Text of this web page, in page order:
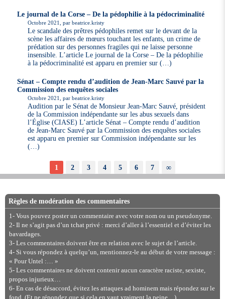
Le journal de la Corse – De la pédophilie à la pédocriminalité
Octobre 2021, par beatrice.kristy
Le scandale des prêtres pédophiles remet sur le devant de la
scène les affaires de mœurs touchant les enfants, un crime de
prédation sur des personnes fragiles qui ne laisse personne
insensible. L’article Le journal de la Corse – De la pédophilie
à la pédocriminalité est apparu en premier sur (…)
Sénat – Compte rendu d’audition de Jean-Marc Sauvé par la
Commission des enquêtes sociales
Octobre 2021, par beatrice.kristy
Audition par le Sénat de Monsieur Jean-Marc Sauvé, président
de la Commission indépendante sur les abus sexuels dans
l’Église (CIASE) L’article Sénat – Compte rendu d’audition
de Jean-Marc Sauvé par la Commission des enquêtes sociales
est apparu en premier sur Commission indépendante sur les
(…)
1 2 3 4 5 6 7 ∞
Règles de modération des commentaires
1- Vous pouvez poster un commentaire avec votre nom ou un pseudonyme.
2- Il ne s’agit pas d’un tchat privé : merci d’aller à l’essentiel et d’éviter les
bavardages.
3- Les commentaires doivent être en relation avec le sujet de l’article.
4- Si vous répondez à quelqu’un, mentionnez-le au début de votre message :
« Pour Untel :… »
5- Les commentaires ne doivent contenir aucun caractère raciste, sexiste,
propos injurieux…
6- En cas de désaccord, évitez les attaques ad hominem mais répondez sur le